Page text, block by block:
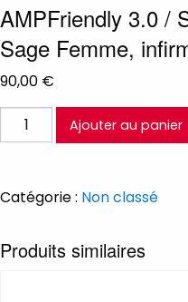
AMPFriendly 3.0 /
Sage Femme,
90,00 €
quantité
de
/
2026
Ajouter au panier
Catégorie : Non classé
Produits similaires